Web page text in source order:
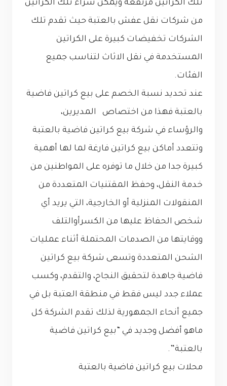
تلك الكراتين مرتفعة ويمكن شراء تلك الكراتين
من شركات نقل عفش بالعتبة حيث تقدم تلك
الشركات تخفيضات كبيرة على الكراتين
المستخدمة في نقل الاثاث لتناسب جميع
الفئات.
عند تحديد نسبة الخصم على بيع كراتين فاضية
بالعتبة فهذا من اختصاص المديرين،
والرؤساء في شركة بيع كراتين فاضية بالعتبة
وتتعدد أماكن بيع كراتين فارغة لما لها أهمية
كبيرة جدا من خلال ما توفره على المواطنين من
خدمة النقل، وحفظ المقتنيات المتعددة من
المنقولات المنزلية أو الخارجية، التي يريد أي
شخص الحفاظ عليها من الكسرأوالتلف
ووقايتها من الصدمات المحتملة أثناء عمليات
الشحن المتعددة وتسعى شركة بيع كراتين
فاضية جاهدة لتحقيق النجاح، والتقدم، وكسب
عملاء جدد ليس فقط في منطقة العتبة بل في
جميع أنحاء الجمهورية لذلك تقدم الشركة كل
ماهو أفضل وجديد في “بيع كراتين فاضية
بالعتبة”.
محلات بيع كراتين فاضية بالعتبة